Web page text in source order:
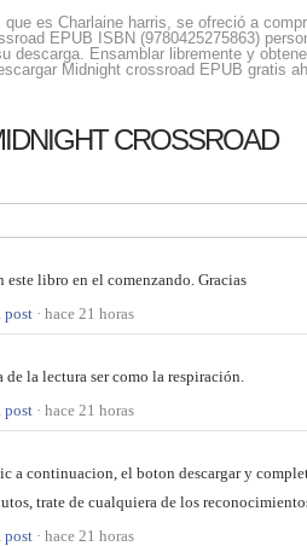
es Charlaine harris, se ofreció a
EPUB ISBN (9780425275863)
descarga. Ensamblar libremente y
Midnight crossroad EPUB gratis
CROSSROAD
este libro en el comenzando. Gracias
post · hace 21 horas
la lectura ser como la respiración.
post · hace 21 horas
a continuacion, el boton descargar y
trate de cualquiera de los
post · hace 21 horas